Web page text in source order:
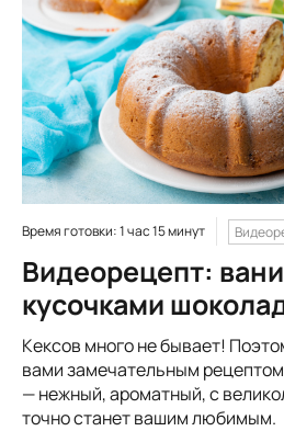
Время готовки: 1 час 15 минут
Видеорецепт:
кусочками
Кексов много не бывает!
вами замечательным
— нежный, ароматный, с
точно станет вашим любимым.